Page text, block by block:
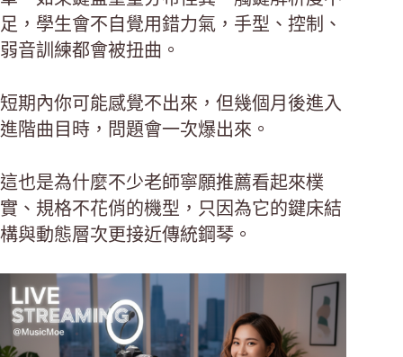
足，學生會不自覺用錯力氣，手型、控制、
弱音訓練都會被扭曲。
短期內你可能感覺不出來，但幾個月後進入
進階曲目時，問題會一次爆出來。
這也是為什麼不少老師寧願推薦看起來樸
實、規格不花俏的機型，只因為它的鍵床結
構與動態層次更接近傳統鋼琴。